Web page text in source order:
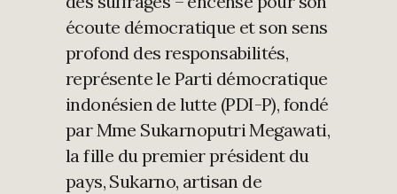
écoute démocratique et son sens
profond des responsabilités,
représente le Parti démocratique
indonésien de lutte (PDI-P), fondé
par Mme Sukarnoputri Megawati,
la fille du premier président du
pays, Sukarno, artisan de